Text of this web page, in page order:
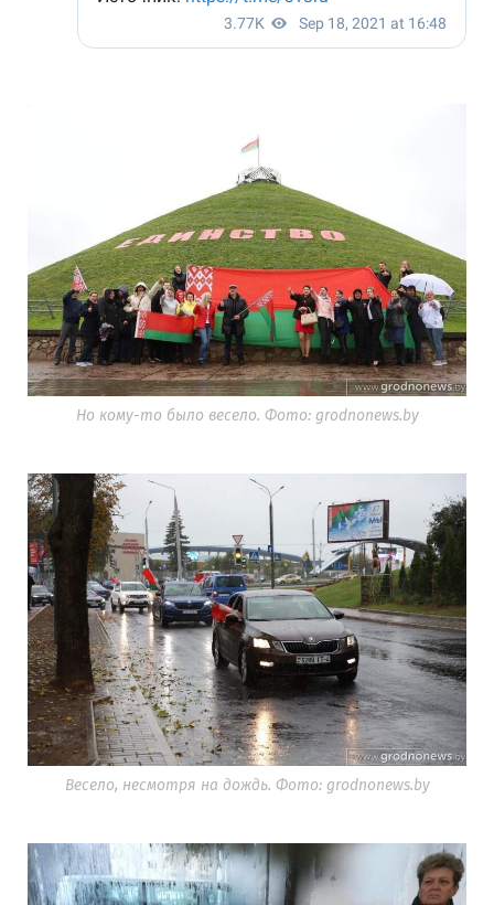
Но кому-то было весело. Фото: grodnonews.by
Весело, несмотря на дождь. Фото: grodnonews.by